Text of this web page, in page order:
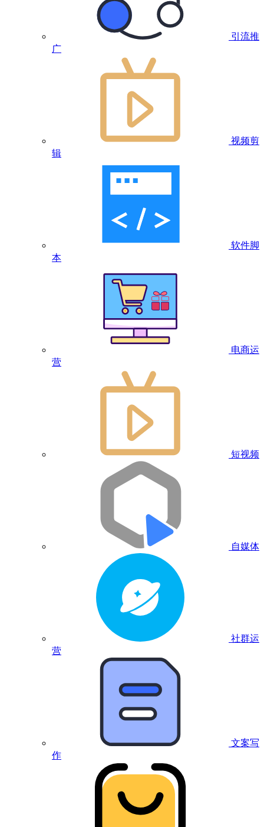
引流推
广
视频剪
辑
软件脚
本
电商运
营
短视频
自媒体
社群运
营
文案写
作